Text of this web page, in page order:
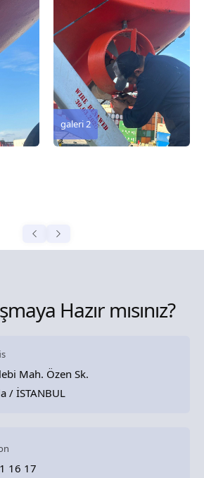
galeri 3
Hazır mısınız?
Mah. Özen Sk.
/ İSTANBUL
16 17